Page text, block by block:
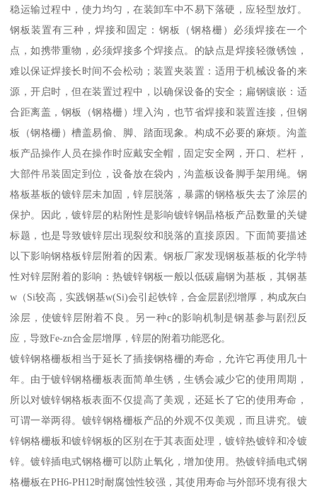
稳运输过程中，使力均匀，在装卸车中不易下落硬，应轻型放灯。
钢板装置有三种，焊接和固定：钢板（钢格栅）必须焊接在一个
点，如携带重物，必须焊接多个焊接点。的缺点是焊接轻微锈蚀，
难以保证焊接长时间不会松动；装置夹装置：适用于机械设备的来
源，开启时，但在装置过程中，以确保设备的安全；扁钢镶嵌：适
合距离盖，钢板（钢格栅）埋入沟，也节省焊接和装置连接，但钢
板（钢格栅）槽盖易偷、脚、踏面现象。构成不必要的麻烦。沟盖
板产品操作人员在操作时应戴安全帽，固定安全网，开口、栏杆，
大部件吊装固定到位，设备放在袋内，沟盖板设备脚手架用绳。钢
格板基板的镀锌层未加固，锌层脱落，暴露的钢格板失去了涂层的
保护。因此，镀锌层的粘附性是影响镀锌钢晶格板产品数量的关键
标题，也是导致镀锌层出现裂纹和脱落的直接原因。下面简要描述
以下影响钢格板锌层附着的因素。钢板厂家发现钢板基板的化学特
性对锌层附着的影响：热镀锌钢板一般以低碳扁钢为基板，其钢基
w（Si较高，实践钢基w(Si)会引起铁锌，合金层剧烈增厚，构成灰白
涂层，使镀锌层附着不良。另一种c的影响机制是钢基参与剧烈反
应，导致Fe-zn合金层增厚，锌层的附着功能恶化。
镀锌钢格栅板相当于延长了插接钢格栅的寿命，允许它再使用几十
年。由于镀锌钢格栅板表面简单生锈，生锈会减少它的使用周期，
所以对镀锌钢格板表面不仅提高了美观，还延长了它的使用寿命，
可谓一举两得。镀锌钢格栅板产品的外观不仅美观，而且讲究。镀
锌钢格栅板和镀锌钢板的区别在于其表面处理，镀锌热镀锌和冷镀
锌。镀锌插电式钢格栅可以防止氧化，增加使用。热镀锌插电式钢
格栅板在PH6-PH12时耐腐蚀性较强，其使用寿命与外部环境有很大